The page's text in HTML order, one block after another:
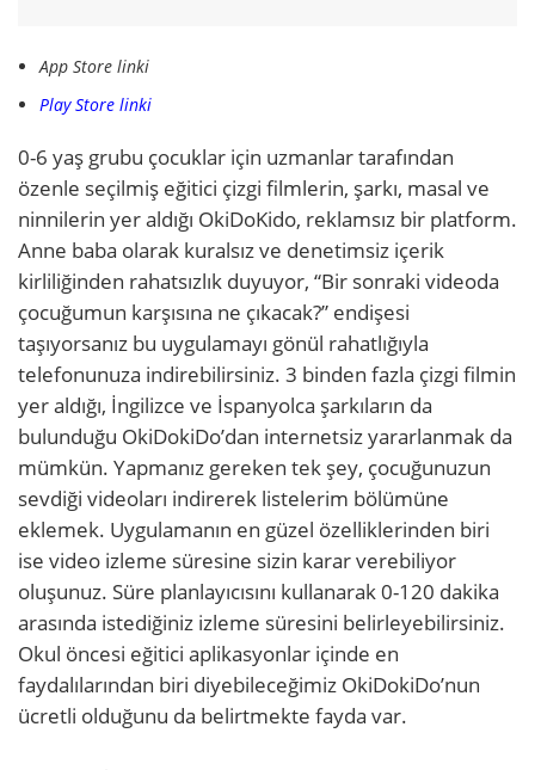
App Store linki
Play Store linki
0-6 yaş grubu çocuklar için uzmanlar tarafından
özenle seçilmiş eğitici çizgi filmlerin, şarkı, masal ve
ninnilerin yer aldığı OkiDoKido, reklamsız bir platform.
Anne baba olarak kuralsız ve denetimsiz içerik
kirliliğinden rahatsızlık duyuyor, “Bir sonraki videoda
çocuğumun karşısına ne çıkacak?” endişesi
taşıyorsanız bu uygulamayı gönül rahatlığıyla
telefonunuza indirebilirsiniz. 3 binden fazla çizgi filmin
yer aldığı, İngilizce ve İspanyolca şarkıların da
bulunduğu OkiDokiDo’dan internetsiz yararlanmak da
mümkün. Yapmanız gereken tek şey, çocuğunuzun
sevdiği videoları indirerek listelerim bölümüne
eklemek. Uygulamanın en güzel özelliklerinden biri
ise video izleme süresine sizin karar verebiliyor
oluşunuz. Süre planlayıcısını kullanarak 0-120 dakika
arasında istediğiniz izleme süresini belirleyebilirsiniz.
Okul öncesi eğitici aplikasyonlar içinde en
faydalılarından biri diyebileceğimiz OkiDokiDo’nun
ücretli olduğunu da belirtmekte fayda var.